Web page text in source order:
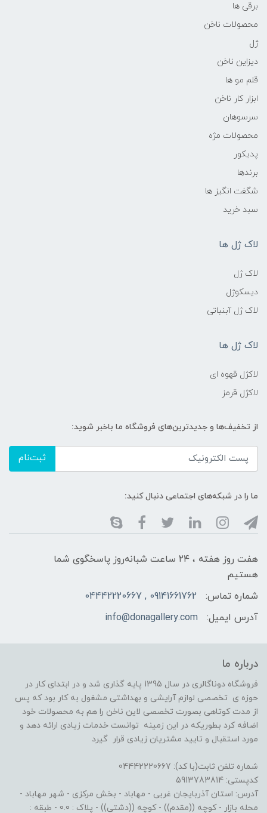
برقی ها
محصولات ناخن
ژل
دیزاین ناخن
قلم مو ها
ابزار کار ناخن
سرسوهان
محصولات مژه
پدیکور
برندها
شگفت انگیز ها
سبد خرید
لاک ژل ها
لاک ژل
دیسکوژل
لاک ژل آبنباتی
لاک ژل ها
لاکژل قهوه ای
لاکژل قرمز
از تخفیف‌ها و جدیدترین‌های فروشگاه ما باخبر شوید:
ثبت‌نام
ما را در شبکه‌های اجتماعی دنبال کنید:
هفت روز هفته ، ۲۴ ساعت شبانه‌روز پاسخگوی شما
هستیم
شماره تماس:
09141661762 , 04442220667
آدرس ایمیل:
info@donagallery.com
درباره ما
فروشگاه دوناگالری در سال 1395 پایه گذاری شد و در ابتدای کار در
حوزه ی تخصصی لوازم آرایشی و بهداشتی مشغول به کار بود که پس
از مدت کوتاهی بصورت تخصصی لاین ناخن را هم به محصولات خود
اضافه کرد بطوریکه در این زمینه توانست خدمات زیادی ارائه دهد و
مورد استقبال و تایید مشتریان زیادی قرار گیرد
شماره تلفن ثابت(با کد): 04442220667
کدپستی: 5913783814
آدرس: استان آذربایجان غربی - مهاباد - بخش مرکزی - شهر مهاباد -
محله بازار - کوچه ((مقدم)) - کوچه ((دشتی)) - پلاک : 0.0 - طبقه :